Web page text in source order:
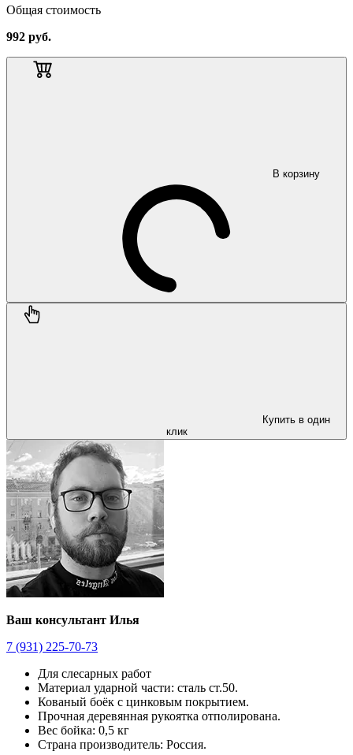
Общая стоимость
992 руб.
В корзину
Купить в один
клик
Ваш консультант Илья
7 (931) 225-70-73
Для слесарных работ
Материал ударной части: сталь ст.50.
Кованый боёк с цинковым покрытием.
Прочная деревянная рукоятка отполирована.
Вес бойка: 0,5 кг
Страна производитель: Россия.